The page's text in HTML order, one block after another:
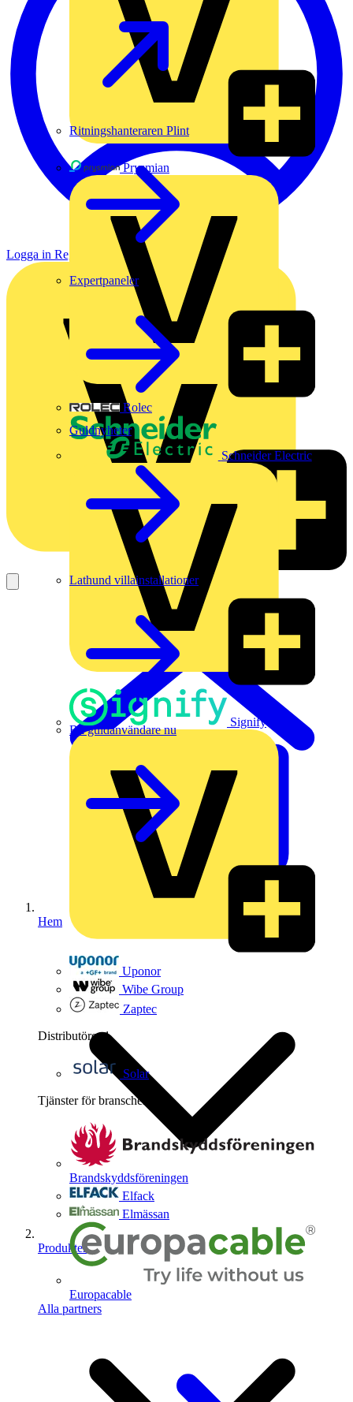
Prysmian
Rolec
Schneider Electric
Signify
Uponor
Wibe Group
Zaptec
Distributörer 1
Solar
Tjänster för branschen
Brandskyddsföreningen
Elfack
Elmässan
Europacable
Alla partners
Ritningshanteraren Plint
Expertpaneler
Guldnyheter
Lathund villainstallationer
Bli guldanvändare nu
Logga in Registrera dig
Hem
Produkter